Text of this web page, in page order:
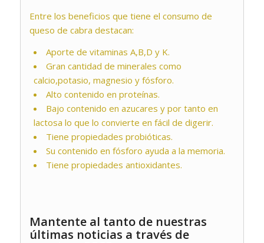
Entre los beneficios que tiene el consumo de
queso de cabra destacan:
Aporte de vitaminas A,B,D y K.
Gran cantidad de minerales como
calcio,potasio, magnesio y fósforo.
Alto contenido en proteínas.
Bajo contenido en azucares y por tanto en
lactosa lo que lo convierte en fácil de digerir.
Tiene propiedades probióticas.
Su contenido en fósforo ayuda a la memoria.
Tiene propiedades antioxidantes.
Mantente al tanto de nuestras
últimas noticias a través de